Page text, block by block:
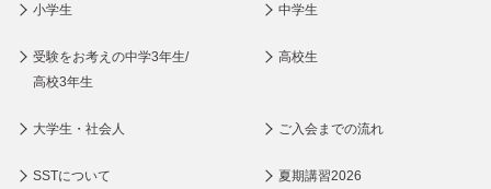
小学生 中学生
受験をお考えの中学3年生/
高校3年生
高校生
大学生・社会人 ご入会までの流れ
SSTについて 夏期講習2026